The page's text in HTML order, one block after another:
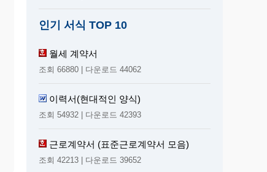
인기 서식 TOP 10
월세 계약서
조회 66880 | 다운로드 44062
이력서(현대적인 양식)
조회 54932 | 다운로드 42393
근로계약서 (표준근로계약서 모음)
조회 42213 | 다운로드 39652